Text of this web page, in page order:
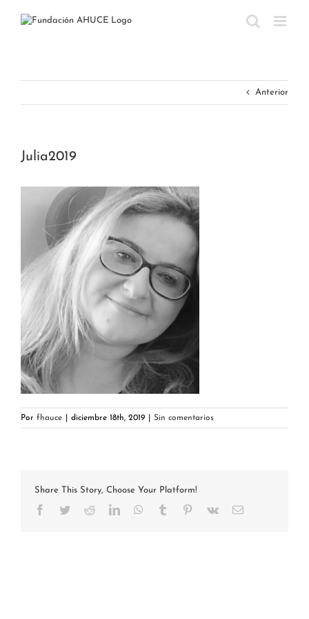
Anterior
Julia2019
Por fhauce diciembre 18th, 2019 Sin comentarios
Share This Story, Choose Your Platform!
Facebook
TwitterRedditLinkedInWhatsApp
Tumblr Pinterest
Vk
Correo